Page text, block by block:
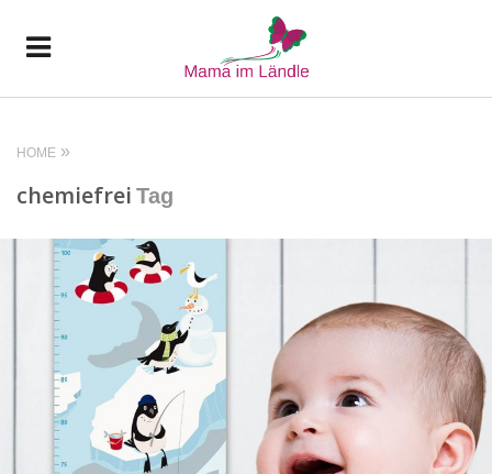
HOME
chemiefrei Tag
READ MORE